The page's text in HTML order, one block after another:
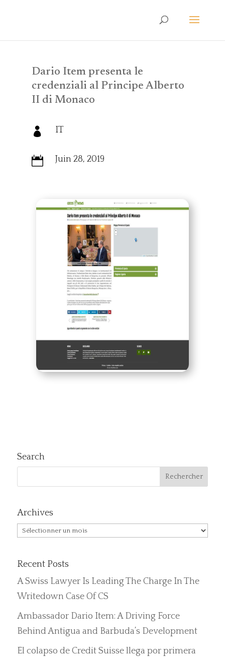
Dario Item presenta le
credenziali al Principe Alberto
II di Monaco
 IT
 Juin 28, 2019
Search
Archives
Archives
Recent Posts
A Swiss Lawyer Is Leading The Charge In The
Writedown Case Of CS
Ambassador Dario Item: A Driving Force
Behind Antigua and Barbuda’s Development
El colapso de Credit Suisse llega por primera